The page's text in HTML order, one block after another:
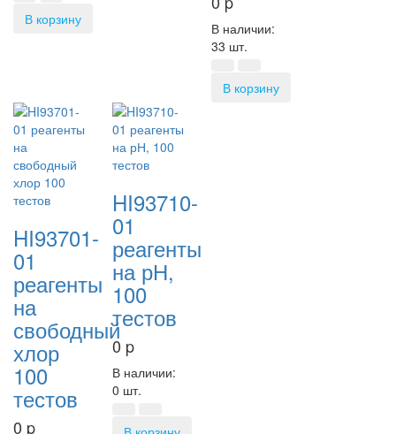
В корзину
В наличии:
33 шт.
В корзину
HI93701-
01
реагенты
на
свободный
хлор
100
тестов
0 p
HI93710-
01
реагенты
на рН,
100
тестов
0 p
В наличии:
0 шт.